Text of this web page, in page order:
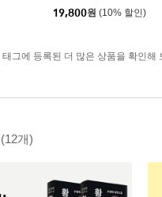
19,800원 (10% 할인)
그에 등록된 더 많은 상품을 확인해
(12개)